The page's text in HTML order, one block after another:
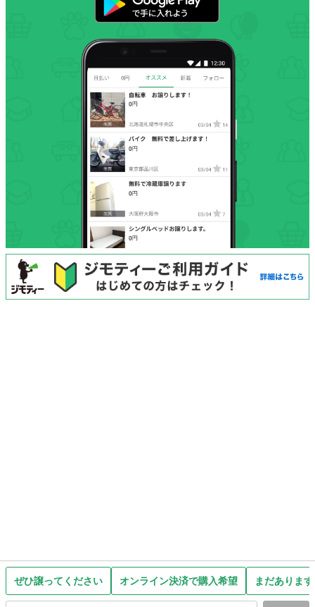
ぜひ譲ってください オンライン決済で購入希望 まだありま